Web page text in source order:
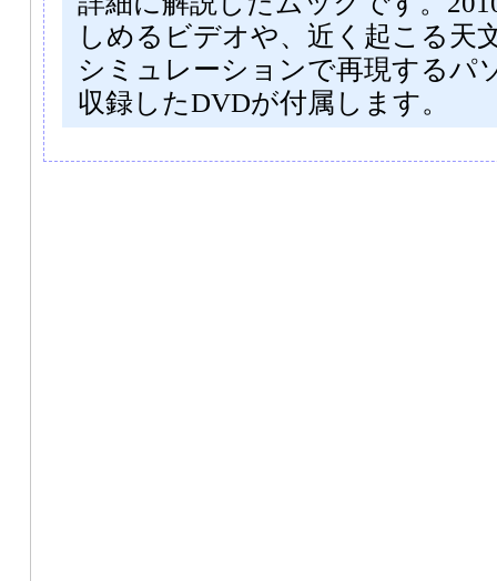
しめるビデオや、近く起こる天
シミュレーションで再現するパ
収録したDVDが付属します。